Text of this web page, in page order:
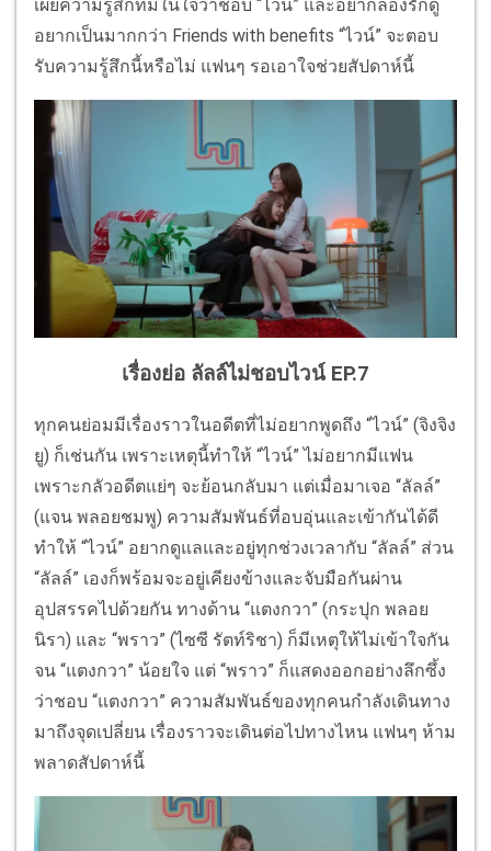
เผยความรู้สึกที่มีในใจว่าชอบ “ไวน์” และอยากลองรักดู
อยากเป็นมากกว่า Friends with benefits “ไวน์” จะตอบ
รับความรู้สึกนี้หรือไม่ แฟนๆ รอเอาใจช่วยสัปดาห์นี้
เรื่องย่อ ลัลล์ไม่ชอบไวน์ EP.7
ทุกคนย่อมมีเรื่องราวในอดีตที่ไม่อยากพูดถึง “ไวน์” (จิงจิง
ยู) ก็เช่นกัน เพราะเหตุนี้ทำให้ “ไวน์” ไม่อยากมีแฟน
เพราะกลัวอดีตแย่ๆ จะย้อนกลับมา แต่เมื่อมาเจอ “ลัลล์”
(แจน พลอยชมพู) ความสัมพันธ์ที่อบอุ่นและเข้ากันได้ดี
ทำให้ “ไวน์” อยากดูแลและอยู่ทุกช่วงเวลากับ “ลัลล์” ส่วน
“ลัลล์” เองก็พร้อมจะอยู่เคียงข้างและจับมือกันผ่าน
อุปสรรคไปด้วยกัน ทางด้าน “แตงกวา” (กระปุก พลอย
นิรา) และ “พราว” (ไซซี รัตท์ริชา) ก็มีเหตุให้ไม่เข้าใจกัน
จน “แตงกวา” น้อยใจ แต่ “พราว” ก็แสดงออกอย่างลึกซึ้ง
ว่าชอบ “แตงกวา” ความสัมพันธ์ของทุกคนกำลังเดินทาง
มาถึงจุดเปลี่ยน เรื่องราวจะเดินต่อไปทางไหน แฟนๆ ห้าม
พลาดสัปดาห์นี้